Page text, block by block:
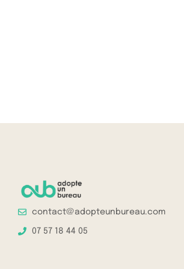
contact@adopteunbureau.com
07 57 18 44 05